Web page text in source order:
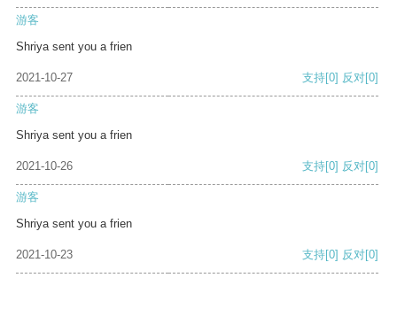
游客
Shriya sent you a frien
2021-10-27 支持[0] 反对[0]
游客
Shriya sent you a frien
2021-10-26 支持[0] 反对[0]
游客
Shriya sent you a frien
2021-10-23 支持[0] 反对[0]